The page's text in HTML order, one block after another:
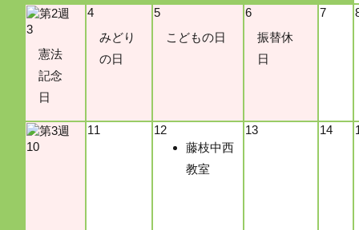
3
憲法
記念
日
4
みどり
の日
5
こどもの日
6
振替休
日
7
10
11
12
藤枝中西
教室
13 14